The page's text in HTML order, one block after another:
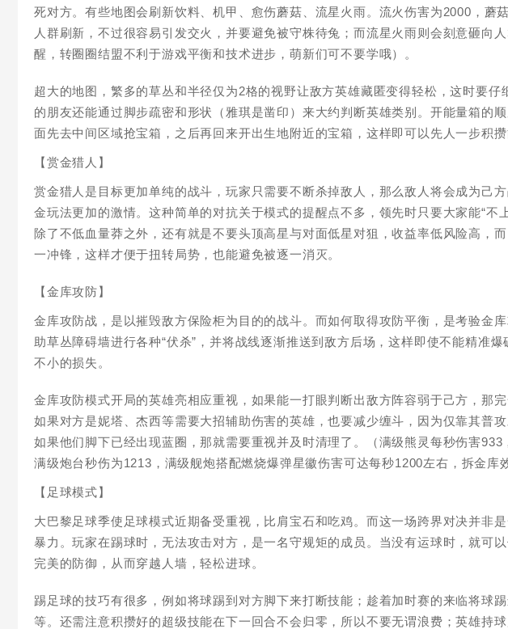
死对方。有些地图会刷新饮料、机甲、愈伤蘑菇、流星火雨。流火伤害为2000，蘑
人群刷新，不过很容易引发交火，并要避免被守株待兔；而流星火雨则会刻意砸向
醒，转圈圈结盟不利于游戏平衡和技术进步，萌新们可不要学哦）。
超大的地图，繁多的草丛和半径仅为2格的视野让敌方英雄藏匿变得轻松，这时要
的朋友还能通过脚步疏密和形状（雅琪是凿印）来大约判断英雄类别。开能量箱的
面先去中间区域抢宝箱，之后再回来开出生地附近的宝箱，这样即可以先人一步积
【赏金猎人】
赏金猎人是目标更加单纯的战斗，玩家只需要不断杀掉敌人，那么敌人将会成为己
金玩法更加的激情。这种简单的对抗关于模式的提醒点不多，领先时只要大家能“不
除了不低血量莽之外，还有就是不要头顶高星与对面低星对狙，收益率低风险高，
一冲锋，这样才便于扭转局势，也能避免被逐一消灭。
【金库攻防】
金库攻防战，是以摧毁敌方保险柜为目的的战斗。而如何取得攻防平衡，是考验金
助草丛障碍墙进行各种“伏杀”，并将战线逐渐推送到敌方后场，这样即使不能精准
不小的损失。
金库攻防模式开局的英雄亮相应重视，如果能一打眼判断出敌方阵容弱于己方，那
如果对方是妮塔、杰西等需要大招辅助伤害的英雄，也要减少缠斗，因为仅靠其普
如果他们脚下已经出现蓝圈，那就需要重视并及时清理了。（满级熊灵每秒伤害
满级炮台秒伤为1213，满级舰炮搭配燃烧爆弹星徽伤害可达每秒1200左右，拆金库
【足球模式】
大巴黎足球季使足球模式近期备受重视，比肩宝石和吃鸡。而这一场跨界对决并非
暴力。玩家在踢球时，无法攻击对方，是一名守规矩的成员。当没有运球时，就可
完美的防御，从而穿越人墙，轻松进球。
踢足球的技巧有很多，例如将球踢到对方脚下来打断技能；趁着加时赛的来临将球
等。还需注意积攒好的超级技能在下一回合不会归零，所以不要无谓浪费；英雄持